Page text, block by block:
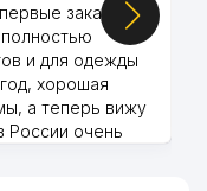
941 м
949 м
954 м
заказы,
и для одежды
хорошая
а теперь вижу
России очень